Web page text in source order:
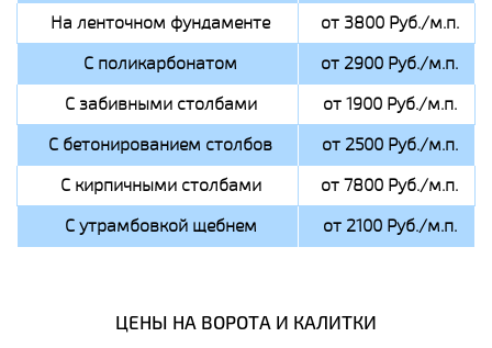
На ленточном фундаменте
от 3800 Руб./м.п.
С поликарбонатом
от 2900 Руб./м.п.
С забивными столбами
от 1900 Руб./м.п.
С бетонированием столбов
от 2500 Руб./м.п.
С кирпичными столбами
от 7800 Руб./м.п.
С утрамбовкой щебнем
от 2100 Руб./м.п.
ЦЕНЫ НА ВОРОТА И КАЛИТКИ